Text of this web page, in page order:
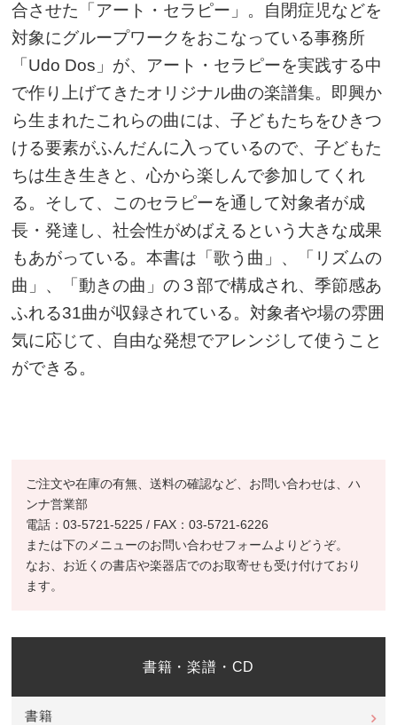
合させた「アート・セラピー」。自閉症児などを
対象にグループワークをおこなっている事務所
「Udo Dos」が、アート・セラピーを実践する中
で作り上げてきたオリジナル曲の楽譜集。即興か
ら生まれたこれらの曲には、子どもたちをひきつ
ける要素がふんだんに入っているので、子どもた
ちは生き生きと、心から楽しんで参加してくれ
る。そして、このセラピーを通して対象者が成
長・発達し、社会性がめばえるという大きな成果
もあがっている。本書は「歌う曲」、「リズムの
曲」、「動きの曲」の３部で構成され、季節感あ
ふれる31曲が収録されている。対象者や場の雰囲
気に応じて、自由な発想でアレンジして使うこと
ができる。
ご注文や在庫の有無、送料の確認など、お問い合わせは、ハ
ンナ営業部
電話：03-5721-5225 / FAX：03-5721-6226
または下のメニューのお問い合わせフォームよりどうぞ。
なお、お近くの書店や楽器店でのお取寄せも受け付けており
ます。
書籍・楽譜・CD
書籍